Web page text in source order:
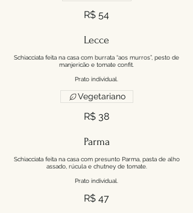
R$ 54
Lecce
Schiacciata feita na casa com burrata “aos murros”, pesto de
manjericão e tomate confit.
Prato individual.
R$ 38
Vegetariano
Parma
Schiacciata feita na casa com presunto Parma, pasta de alho
assado, rúcula e chutney de tomate.
Prato individual.
R$ 47